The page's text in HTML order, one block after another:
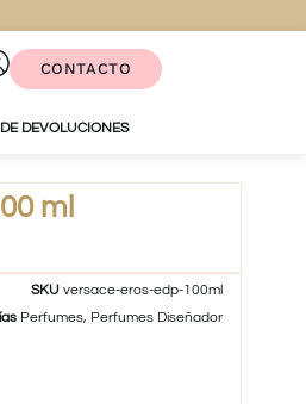
CONTACTO
DEVOLUCIONES
ml
SKUversace-eros-edp-100ml
Perfumes, Perfumes Diseñador